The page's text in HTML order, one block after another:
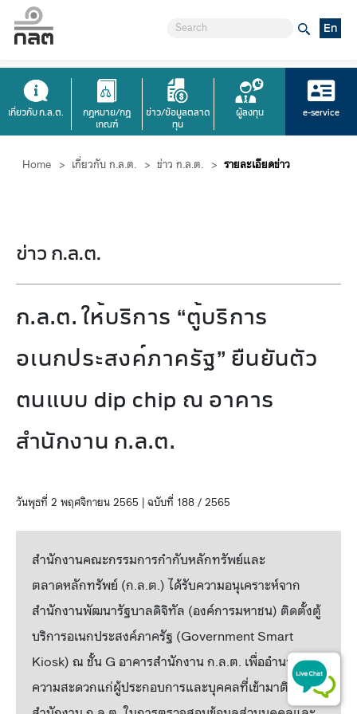
En
เกี่ยวกับ ก.ล.ต.
กฎหมาย/กฎ
เกณฑ์
ข่าว/ข้อมูลตลาด
ทุน
ผู้ลงทุน e-service
Home > เกี่ยวกับ ก.ล.ต. > ข่าว ก.ล.ต. > รายละเอียดข่าว
ข่าว ก.ล.ต.
ก.ล.ต. ให้บริการ “ตู้บริการ
อเนกประสงค์ภาครัฐ” ยืนยันตัว
ตนแบบ dip chip ณ อาคาร
สำนักงาน ก.ล.ต.
วันพุธที่ 2 พฤศจิกายน 2565 | ฉบับที่ 188 / 2565
สำนักงานคณะกรรมการกำกับหลักทรัพย์และ
ตลาดหลักทรัพย์ (ก.ล.ต.) ได้รับความอนุเคราะห์จาก
สำนักงานพัฒนารัฐบาลดิจิทัล (องค์การมหาชน) ติดตั้งตู้
บริการอเนกประสงค์ภาครัฐ (Government Smart
Kiosk) ณ ชั้น G อาคารสำนักงาน ก.ล.ต. เพื่ออำนวย
ความสะดวกแก่ผู้ประกอบการและบุคคลที่เข้ามาติดต่อที่